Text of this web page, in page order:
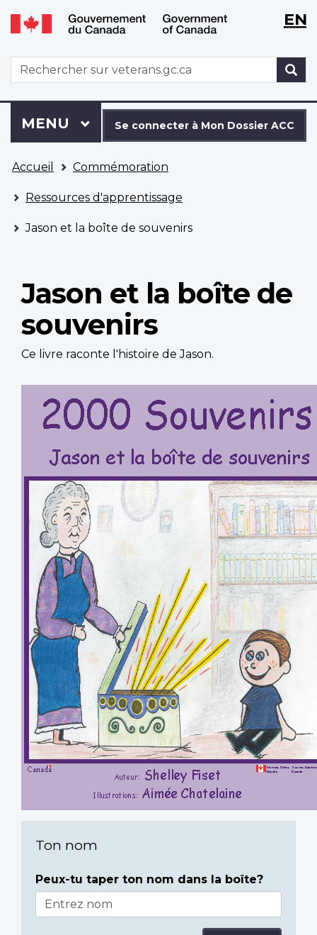
Aller
au
principal
Passer
à
version
HTML
simplifiée
WxT
WxTEN
WxT
Search
form
connecter
à
Dossier
ACC
Se connecter à Mon Dossier ACC
Menu
MENU PRINCIPAL
êtes
ici
Accueil Commémoration
Ressources d'apprentissage
Jason et la boîte de souvenirs
Jason et la boîte de
souvenirs
Ce livre raconte l'histoire de Jason.
Ton nom
Peux-tu taper ton nom dans la boîte?